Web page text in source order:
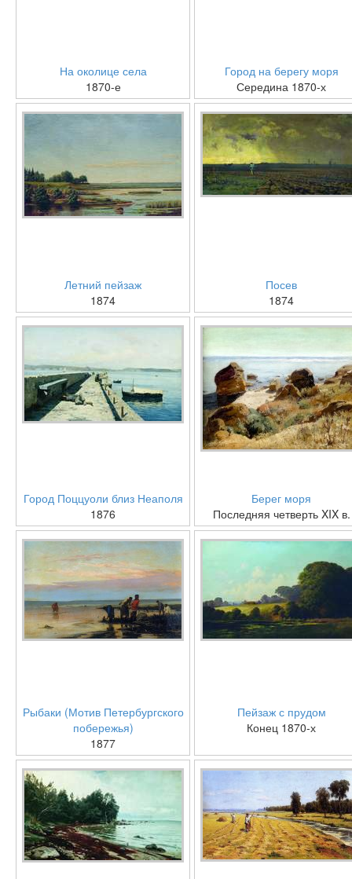
На околице села
1870-е
Город на берегу моря
Середина 1870-х
Летний пейзаж
1874
Посев
1874
Город Поццуоли близ Неаполя
1876
Берег моря
Последняя четверть XIX в.
Рыбаки (Мотив Петербургского
побережья)
1877
Пейзаж с прудом
Конец 1870-х